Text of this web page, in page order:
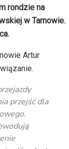
rondzie na
w Tarnowie.
Artur
przejść dla